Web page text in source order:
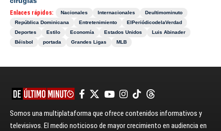
Enlaces rápidos: Nacionales Internacionales
Deultimominuto
República Dominicana
Entretenimiento
ElPeriódicodelaVerdad
Deportes
Estilo Economía Estados Unidos
Luis Abinader
Béisbol
portada Grandes Ligas MLB
Somos una multiplataforma que ofrece contenidos informativos y
televisivos. El medio noticioso de mayor crecimiento en audiencia en